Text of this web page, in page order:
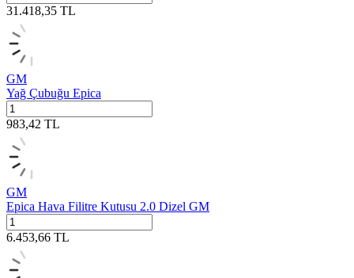
31.418,35 TL
GM
Yağ Çubuğu Epica
983,42 TL
GM
Epica Hava Filitre Kutusu 2.0 Dizel GM
6.453,66 TL